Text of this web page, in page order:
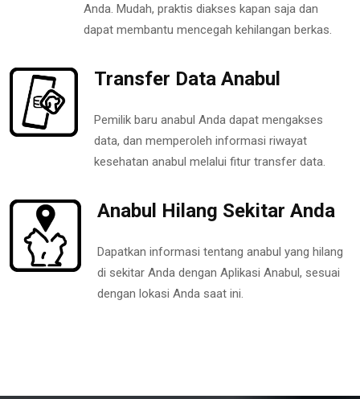
Anda. Mudah, praktis diakses kapan saja dan
dapat membantu mencegah kehilangan berkas.
Transfer Data Anabul
Pemilik baru anabul Anda dapat mengakses
data, dan memperoleh informasi riwayat
kesehatan anabul melalui fitur transfer data.
Anabul Hilang Sekitar Anda
Dapatkan informasi tentang anabul yang hilang
di sekitar Anda dengan Aplikasi Anabul, sesuai
dengan lokasi Anda saat ini.